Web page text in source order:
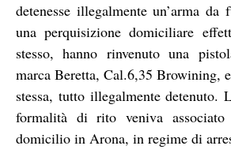
detenesse illegalmente un’arma
una perquisizione domiciliare
stesso, hanno rinvenuto una
marca Beretta, Cal.6,35 Browining,
stessa, tutto illegalmente detenuto.
formalità di rito veniva
domicilio in Arona, in regime di